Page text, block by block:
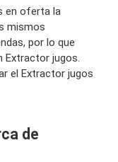
en oferta la
mismos
por lo que
jugos.
el Extractor jugos
de